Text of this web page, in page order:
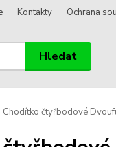
Kontakty Ochrana
Hledat
čtyřbodové